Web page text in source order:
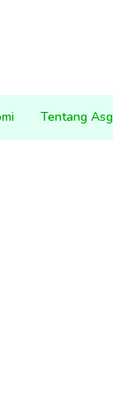
Tentang